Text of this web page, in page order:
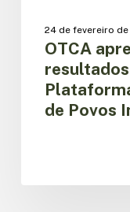
Povos
Indígenas
24 de fevereiro de
OTCA
de Povos